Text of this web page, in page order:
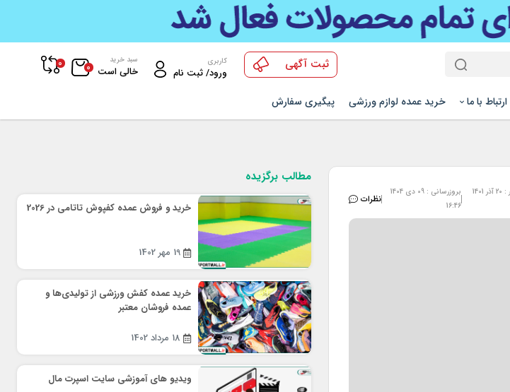
ثبت آگهی کاربری
ورود/ ثبت نام
سبد خرید
خالی است 0
0
ارتباط با ما خرید عمده لوازم ورزشی پیگیری سفارش
انتشار : 20 آذر 1401
بروزرسانی : 09 دی 1404
16:46
نظرات
مطالب برگزیده
خرید و فروش عمده کفپوش تاتامی در 2026
19 مهر 1402
خرید عمده کفش ورزشی از تولیدی‌ها و
عمده فروشان معتبر
18 مرداد 1402
ویدیو های آموزشی سایت اسپرت مال